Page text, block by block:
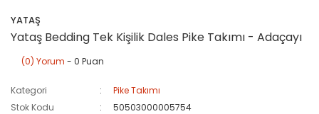
YATAŞ
Yataş Bedding Tek Kişilik Dales Pike Takımı - Adaçayı
(0) Yorum - 0 Puan
Kategori
Pike Takımı
Stok Kodu
50503000005754